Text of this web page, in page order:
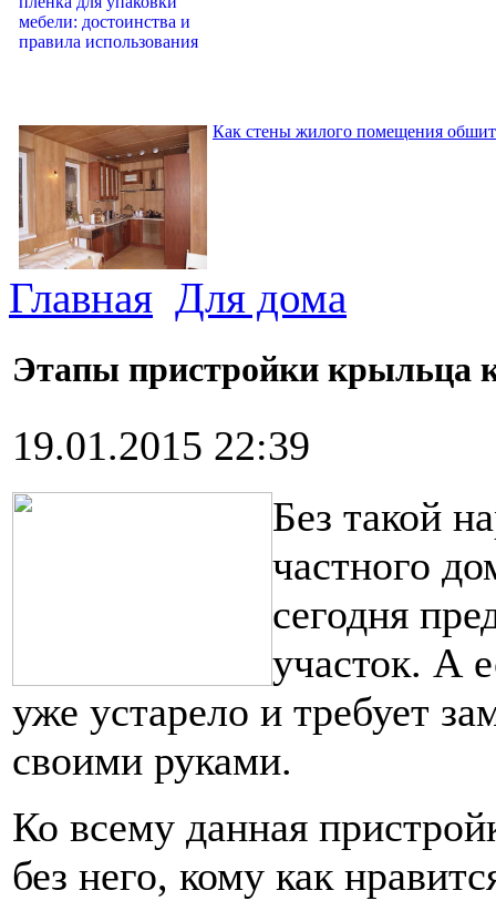
Как стены жилого помещения
Главная Для дома
Этапы пристройки крыльца
19.01.2015 22:39
Без такой
частного
сегодня
участок. А
уже устарело и требует
своими руками.
Ко всему данная
без него, кому как